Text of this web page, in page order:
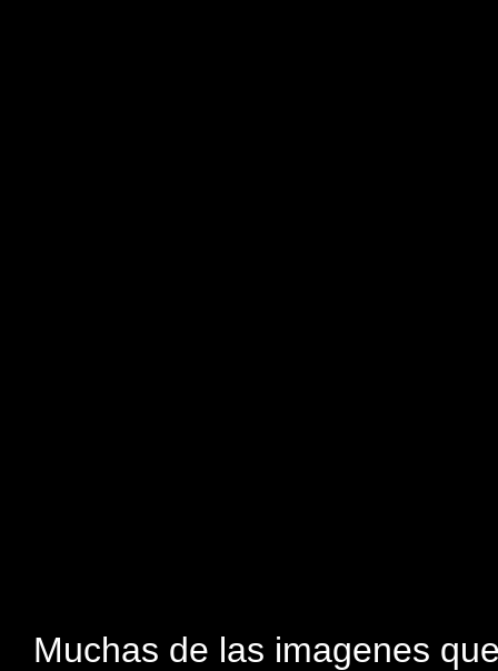
Muchas de las imagenes